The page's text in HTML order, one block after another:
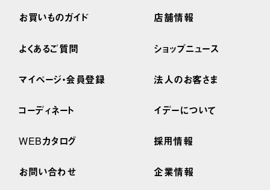
お買いものガイド
よくあるご質問
マイページ・会員登録
コーディネート
WEBカタログ
お問い合わせ
店舗情報
ショップニュース
法人のお客さま
イデーについて
採用情報
企業情報